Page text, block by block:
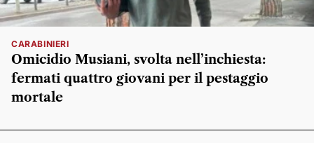
CARABINIERI
Omicidio Musiani, svolta nell’inchiesta:
fermati quattro giovani per il pestaggio
mortale